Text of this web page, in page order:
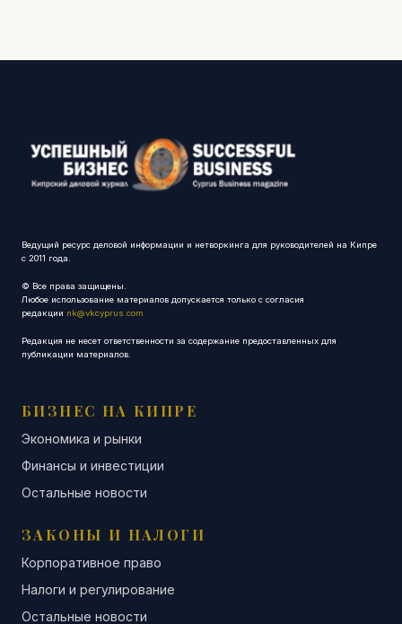
Ведущий ресурс деловой информации и нетворкинга для руководителей на Кипре
с 2011 года.
© Все права защищены.
Любое использование материалов допускается только с согласия
редакции nk@vkcyprus.com
Редакция не несет ответственности за содержание предоставленных для
публикации материалов.
БИЗНЕС НА КИПРЕ
Экономика и рынки
Финансы и инвестиции
Остальные новости
ЗАКОНЫ И НАЛОГИ
Корпоративное право
Налоги и регулирование
Остальные новости